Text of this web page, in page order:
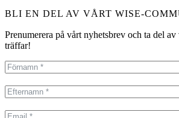
BLI EN DEL AV VÅRT WISE-
Prenumerera på vårt nyhetsbrev och ta del
träffar!